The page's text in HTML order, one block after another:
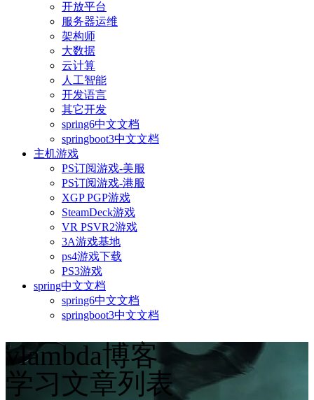
开放平台
服务器运维
架构师
大数据
云计算
人工智能
开发语言
其它开发
spring6中文文档
springboot3中文文档
主机游戏
PS订阅游戏-美服
PS订阅游戏-港服
XGP PGP游戏
SteamDeck游戏
VR PSVR2游戏
3A游戏基地
ps4游戏下载
PS3游戏
spring中文文档
spring6中文文档
springboot3中文文档
vlambda博客
学习文章列表